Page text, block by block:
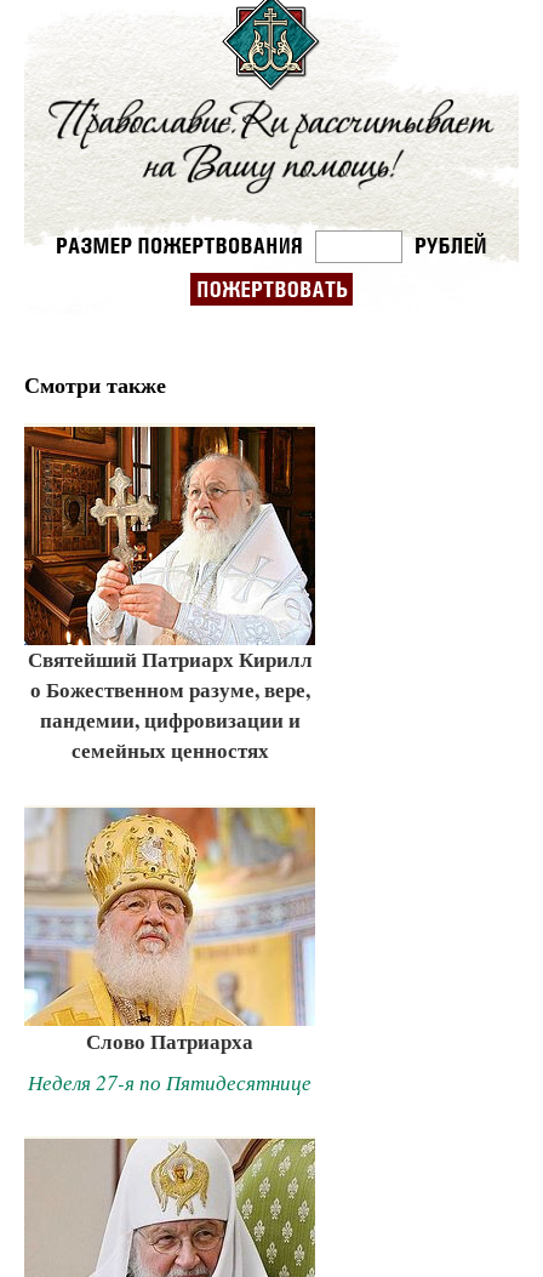
Смотри также
Святейший Патриарх Кирилл
о Божественном разуме, вере,
пандемии, цифровизации и
семейных ценностях
Слово Патриарха
Неделя 27-я по Пятидесятнице